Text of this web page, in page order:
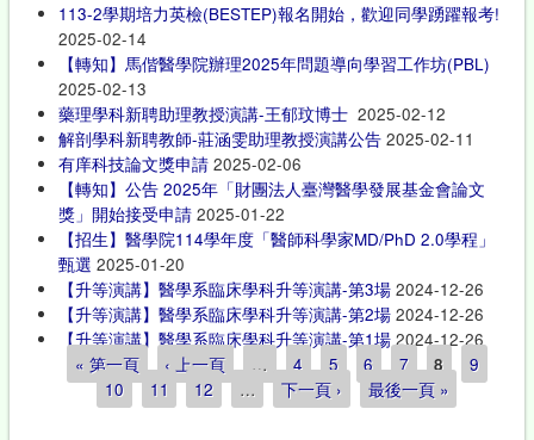
113-2學期培力英檢(BESTEP)報名開始，歡迎同學踴躍報考!
2025-02-14
【轉知】馬偕醫學院辦理2025年問題導向學習工作坊(PBL)
2025-02-13
藥理學科新聘助理教授演講-王郁玟博士 2025-02-12
解剖學科新聘教師-莊涵雯助理教授演講公告 2025-02-11
有庠科技論文獎申請 2025-02-06
【轉知】公告 2025年「財團法人臺灣醫學發展基金會論文
獎」開始接受申請 2025-01-22
【招生】醫學院114學年度「醫師科學家MD/PhD 2.0學程」
甄選 2025-01-20
【升等演講】醫學系臨床學科升等演講-第3場 2024-12-26
【升等演講】醫學系臨床學科升等演講-第2場 2024-12-26
【升等演講】醫學系臨床學科升等演講-第1場 2024-12-26
頁面« 第一頁 ‹ 上一頁 … 4 5 6 7 8
9
10
11 12 … 下一頁 › 最後一頁 »